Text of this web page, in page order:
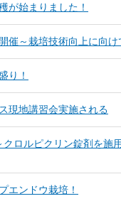
が始まりました！
催～栽培技術向上に向け
り！
現地講習会実施される
クロルピクリン錠剤を施
エンドウ栽培！